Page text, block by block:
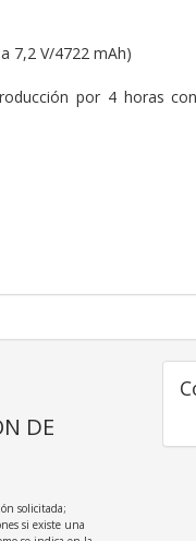
7,2 V/4722 mAh)
por 4 horas
DE
solicitada;
si existe una